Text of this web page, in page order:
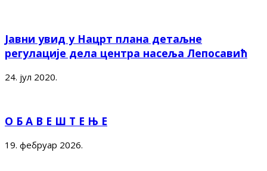
Јавни увид у Нацрт плана детаљне
регулације дела центра насеља Лепосавић
24. јул 2020.
О Б А В Е Ш Т Е Њ Е
19. фебруар 2026.